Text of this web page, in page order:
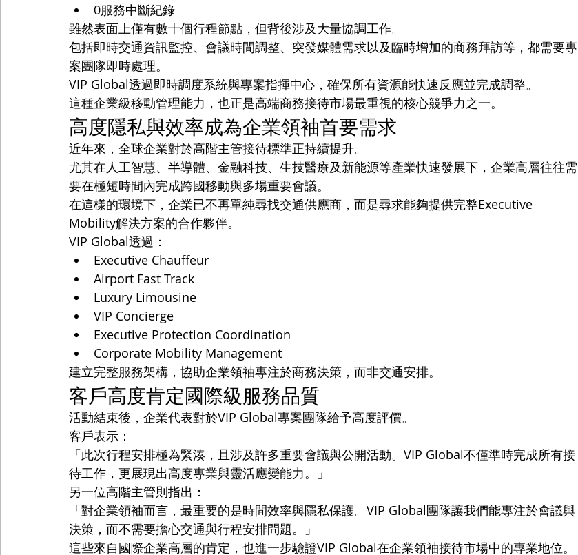
0服務中斷紀錄
雖然表面上僅有數十個行程節點，但背後涉及大量協調工作。
包括即時交通資訊監控、會議時間調整、突發媒體需求以及臨時增加的商務拜訪等，都需要專
案團隊即時處理。
VIP Global透過即時調度系統與專案指揮中心，確保所有資源能快速反應並完成調整。
這種企業級移動管理能力，也正是高端商務接待市場最重視的核心競爭力之一。
高度隱私與效率成為企業領袖首要需求
近年來，全球企業對於高階主管接待標準正持續提升。
尤其在人工智慧、半導體、金融科技、生技醫療及新能源等產業快速發展下，企業高層往往需
要在極短時間內完成跨國移動與多場重要會議。
在這樣的環境下，企業已不再單純尋找交通供應商，而是尋求能夠提供完整Executive
Mobility解決方案的合作夥伴。
VIP Global透過：
Executive Chauffeur
Airport Fast Track
Luxury Limousine
VIP Concierge
Executive Protection Coordination
Corporate Mobility Management
建立完整服務架構，協助企業領袖專注於商務決策，而非交通安排。
客戶高度肯定國際級服務品質
活動結束後，企業代表對於VIP Global專案團隊給予高度評價。
客戶表示：
「此次行程安排極為緊湊，且涉及許多重要會議與公開活動。VIP Global不僅準時完成所有接
待工作，更展現出高度專業與靈活應變能力。」
另一位高階主管則指出：
「對企業領袖而言，最重要的是時間效率與隱私保護。VIP Global團隊讓我們能專注於會議與
決策，而不需要擔心交通與行程安排問題。」
這些來自國際企業高層的肯定，也進一步驗證VIP Global在企業領袖接待市場中的專業地位。